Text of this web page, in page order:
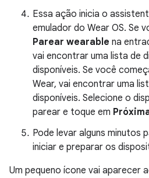
Essa ação inicia o
emulador do Wear OS. Se
Parear wearable na
vai encontrar uma lista de
disponíveis. Se você
Wear, vai encontrar uma
disponíveis. Selecione o
parear e toque em
Pode levar alguns minutos
iniciar e preparar os
Um pequeno ícone vai aparecer